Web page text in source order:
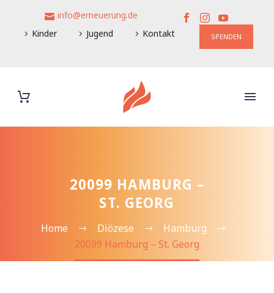
info@erneuerung.de
Kinder
Jugend Kontakt SPENDEN
20099 HAMBURG –
ST. GEORG
Home Diözese
Hamburg
20099 Hamburg – St. Georg